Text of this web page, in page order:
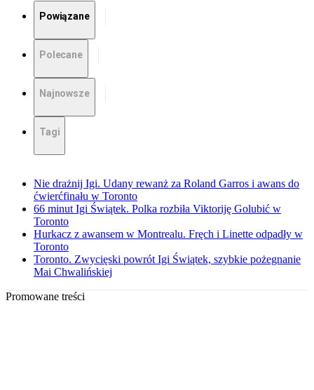
Powiązane
Polecane
Najnowsze
Tagi
Nie drażnij Igi. Udany rewanż za Roland Garros i awans do
ćwierćfinału w Toronto
66 minut Igi Świątek. Polka rozbiła Viktoriję Golubić w
Toronto
Hurkacz z awansem w Montrealu. Fręch i Linette odpadły w
Toronto
Toronto. Zwycięski powrót Igi Świątek, szybkie pożegnanie
Mai Chwalińskiej
Promowane treści